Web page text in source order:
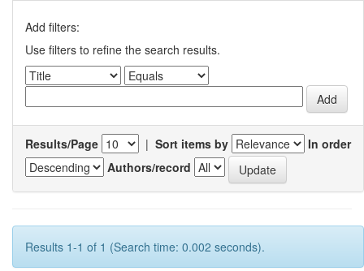
Add filters:
Use filters to refine the search results.
Results/Page | Sort items by
In order
Authors/record
Results 1-1 of 1 (Search time: 0.002 seconds).